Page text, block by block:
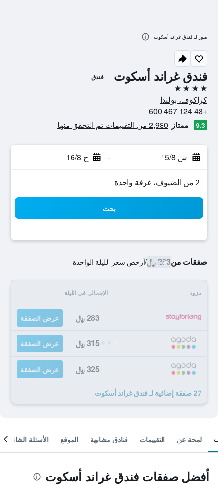
فندق غراند أسكوت فندق
4 نجوم
كراكوف، بولندا
+48 124 467 600
9.3 ممتاز 2,980 من التقييمات تم التحقق منها
س 15/8 - ح 16/8
2 من الضيوف، غرفة واحدة
بحث
صفقات من283 ﷼ /أرخص سعر الليلة الواحدة
مزود الإجمالي في الليلة
283 ﷼ عرض الصفقة
315 ﷼ عرض الصفقة
325 ﷼ عرض الصفقة
27 صفقة إضافية لـ فندق غراند أسكوت
صور لـ فندق غراند أسكوت
لمحة عن التقييمات فنادق مشابهة الموقع الأسئلة الشائعة
أفضل صفقات فندق غراند أسكوت